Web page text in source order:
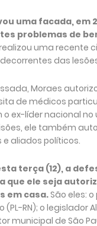
uma facada, em
problemas de
uma recente
das
Moraes
de médicos
ex-líder nacional no
ele também
aliados políticos.
terça (12), a
que ele seja
em casa.São eles:
(PL-RN); o legislador
municipal de São